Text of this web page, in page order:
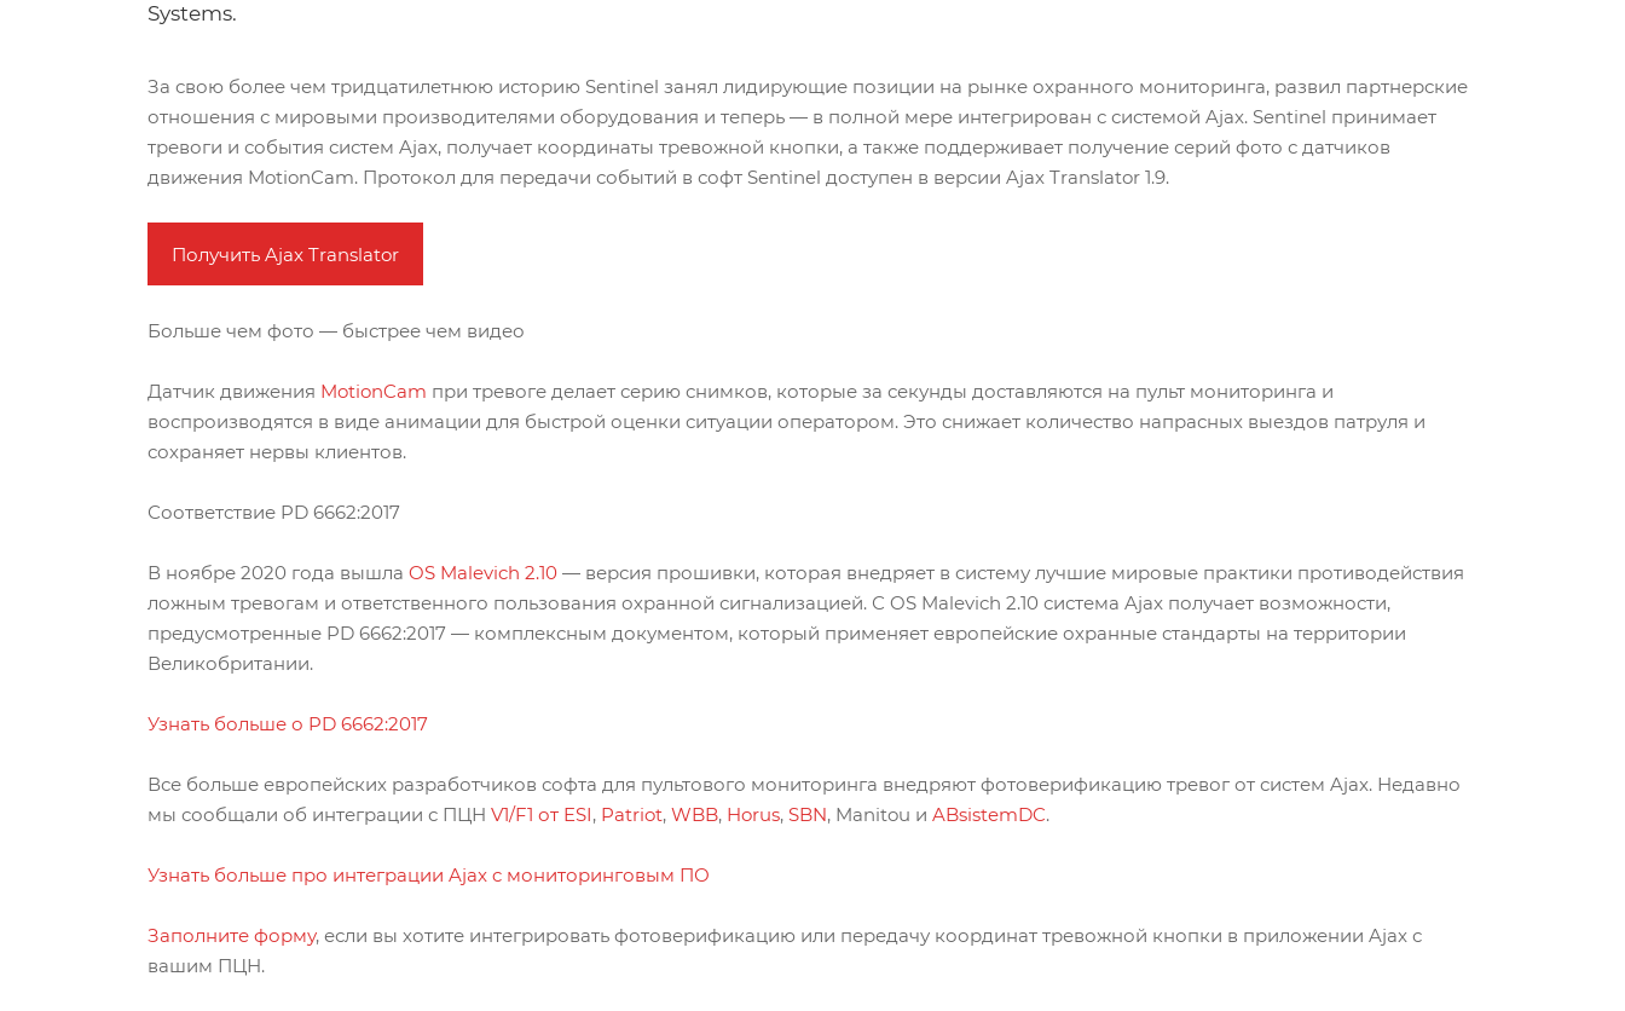
Systems.
За свою более чем тридцатилетнюю историю Sentinel занял лидирующие позиции на рынке охранного мониторинга, развил партнерские
отношения с мировыми производителями оборудования и теперь — в полной мере интегрирован с системой Ajax. Sentinel принимает
тревоги и события систем Ajax, получает координаты тревожной кнопки, а также поддерживает получение серий фото с датчиков
движения MotionCam. Протокол для передачи событий в софт Sentinel доступен в версии Ajax Translator 1.9.
Получить Ajax Translator
Больше чем фото — быстрее чем видео
Датчик движения MotionCam при тревоге делает серию снимков, которые за секунды доставляются на пульт мониторинга и
воспроизводятся в виде анимации для быстрой оценки ситуации оператором. Это снижает количество напрасных выездов патруля и
сохраняет нервы клиентов.
Соответствие PD 6662:2017
В ноябре 2020 года вышла OS Malevich 2.10 — версия прошивки, которая внедряет в систему лучшие мировые практики противодействия
ложным тревогам и ответственного пользования охранной сигнализацией. С OS Malevich 2.10 система Ajax получает возможности,
предусмотренные PD 6662:2017 — комплексным документом, который применяет европейские охранные стандарты на территории
Великобритании.
Узнать больше о PD 6662:2017
Все больше европейских разработчиков софта для пультового мониторинга внедряют фотоверификацию тревог от систем Ajax. Недавно
мы сообщали об интеграции с ПЦН V1/F1 от ESI, Patriot, WBB, Horus, SBN, Manitou и ABsistemDC.
Узнать больше про интеграции Ajax c мониторинговым ПО
Заполните форму, если вы хотите интегрировать фотоверификацию или передачу координат тревожной кнопки в приложении Ajax с
вашим ПЦН.